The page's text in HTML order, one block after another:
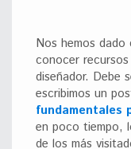
Nos hemos
conocer
diseñador. Debe
escribimos un
fundamentales
en poco tiempo,
de los más